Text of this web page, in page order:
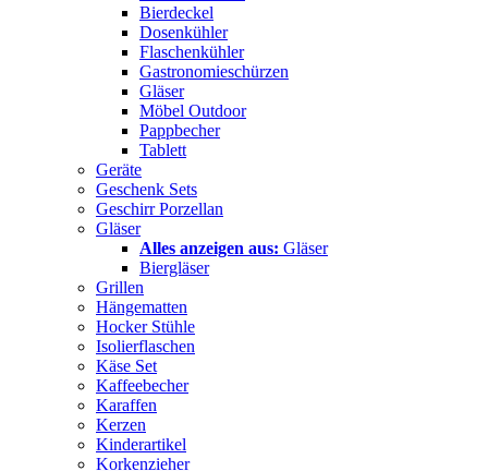
Bierdeckel
Dosenkühler
Flaschenkühler
Gastronomieschürzen
Gläser
Möbel Outdoor
Pappbecher
Tablett
Geräte
Geschenk Sets
Geschirr Porzellan
Gläser
Alles anzeigen aus: Gläser
Biergläser
Grillen
Hängematten
Hocker Stühle
Isolierflaschen
Käse Set
Kaffeebecher
Karaffen
Kerzen
Kinderartikel
Korkenzieher